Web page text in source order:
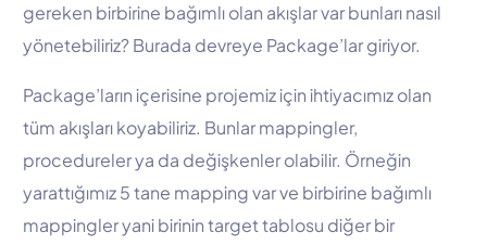
gereken birbirine bağımlı olan akışlar var bunları nasıl
yönetebiliriz? Burada devreye Package’lar giriyor.
Package’ların içerisine projemiz için ihtiyacımız olan
tüm akışları koyabiliriz. Bunlar mappingler,
procedureler ya da değişkenler olabilir. Örneğin
yarattığımız 5 tane mapping var ve birbirine bağımlı
mappingler yani birinin target tablosu diğer bir